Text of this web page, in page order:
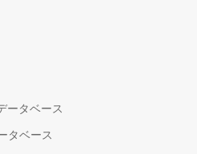
ータベース
タベース